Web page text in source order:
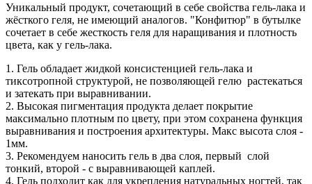
Уникальный продукт, сочетающий в себе свойства гель-лака и
жёсткого геля, не имеющий аналогов. "Конфитюр" в бутылке
сочетает в себе жесткость геля для наращивания и плотность
цвета, как у гель-лака.
1. Гель обладает жидкой консистенцией гель-лака и
тиксотропной структурой, не позволяющей гелю растекаться
и затекать при выравнивании.
2. Высокая пигментация продукта делает покрытие
максимально плотным по цвету, при этом сохранена функция
выравнивания и построения архитектуры. Макс высота слоя -
1мм.
3. Рекомендуем наносить гель в два слоя, первый слой
тонкий, второй - с выравнивающей каплей.
4. Гель подходит как для укрепления натуральных ногтей, так